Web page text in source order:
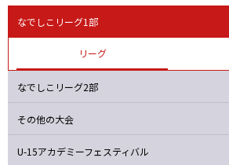
1-
なでしこリーグ1部
リーグ
なでしこリーグ2部
その他の大会
U-15アカデミーフェスティバル